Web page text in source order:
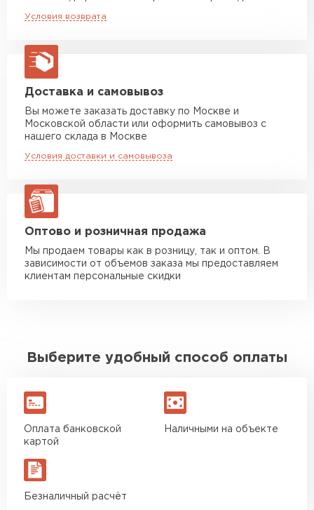
Полимерное покрытие PURETAN®
характеристики.
макс. длина груза 13,5 м
Манипулятор до 5 тн
макс. длина груза 6 м
Манипулятор до 10 тн
макс. длина груза 8 м
Манипулятор до 20 тн
Условия возврата
Доставка и самовывоз
Вы можете заказать доставку по Москве и
Московской области или оформить самовывоз с
нашего склада в Москве
Условия доставки и самовывоза
Оптово и розничная продажа
Мы продаем товары как в розницу, так и оптом. В
зависимости от объемов заказа мы предоставляем
клиентам персональные скидки
Выберите удобный способ оплаты
Оплата банковской
картой
Наличными на объекте
Безналичный расчёт